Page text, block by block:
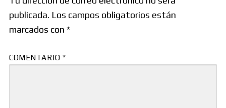
publicada. Los campos obligatorios están
marcados con *
COMENTARIO *